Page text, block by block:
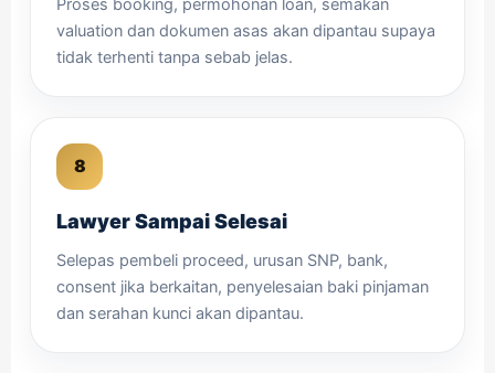
Proses booking, permohonan loan, semakan
valuation dan dokumen asas akan dipantau supaya
tidak terhenti tanpa sebab jelas.
Lawyer Sampai Selesai
Selepas pembeli proceed, urusan SNP, bank,
consent jika berkaitan, penyelesaian baki pinjaman
dan serahan kunci akan dipantau.